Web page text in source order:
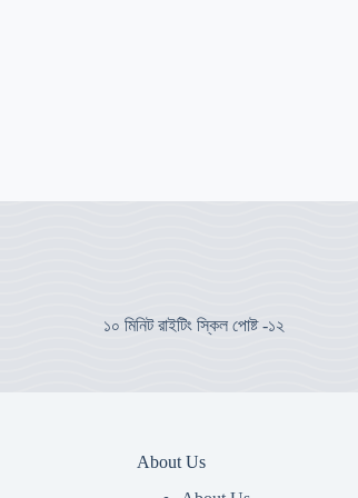
১০ মিনিট রাইটিং স্কিল পোষ্ট -১২
About Us